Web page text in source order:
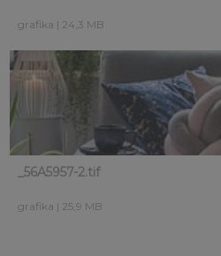
grafika | 24,3 MB
_56A5957-2.tif
grafika | 25,9 MB